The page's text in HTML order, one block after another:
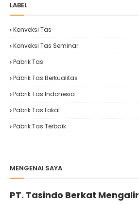
LABEL
Konveksi Tas
Konveksi Tas Seminar
Pabrik Tas
Pabrik Tas Berkualitas
Pabrik Tas Indonesia
Pabrik Tas Lokal
Pabrik Tas Terbaik
MENGENAI SAYA
PT. Tasindo Berkat Mengalir